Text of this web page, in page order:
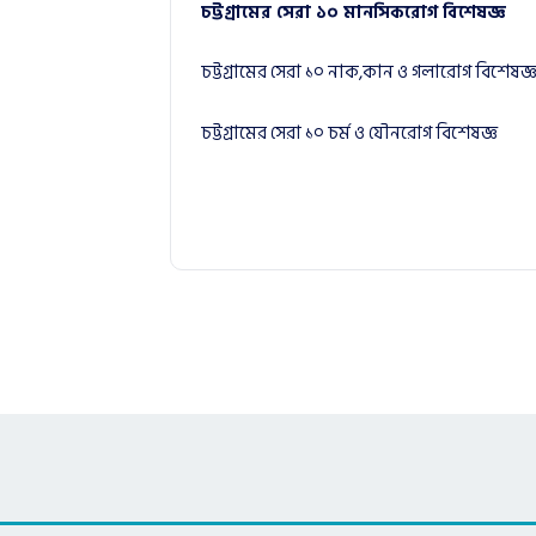
চট্টগ্রামের সেরা ১০ মানসিকরোগ বিশেষজ্ঞ
চট্টগ্রামের সেরা ১০ নাক,কান ও গলারোগ বিশেষজ্ঞ
চট্টগ্রামের সেরা ১০ চর্ম ও যৌনরোগ বিশেষজ্ঞ